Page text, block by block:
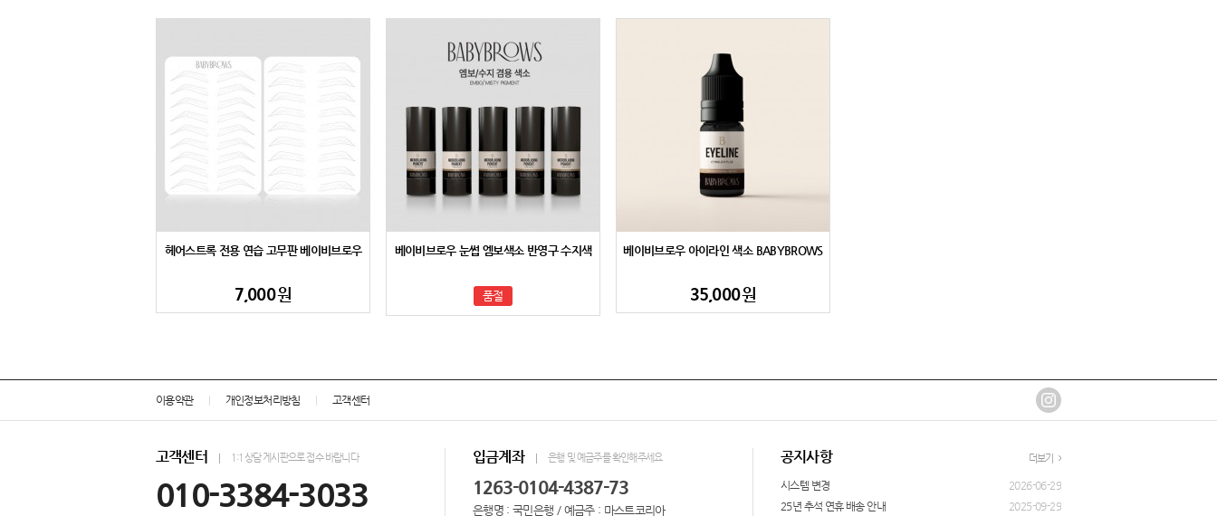
헤어스트록 전용 연습 고무판 베이비브로우
7,000원
베이비브로우 눈썹 엠보색소 반영구 수지색
품절
베이비브로우 아이라인 색소 BABYBROWS
35,000원
이용약관 개인정보처리방침 고객센터
고객센터 1:1상담 게시판으로 접수 바랍니다
010-3384-3033
입금계좌 은행 및 예금주를 확인해주세요
1263-0104-4387-73
은행명 : 국민은행 / 예금주 : 마스트코리아
공지사항 더보기
시스템 변경
2026-06-29
25년 추석 연휴 배송 안내
2025-09-29